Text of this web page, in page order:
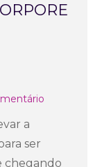
a
ser
chegando